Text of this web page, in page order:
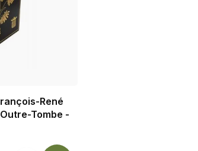
René
Tombe -